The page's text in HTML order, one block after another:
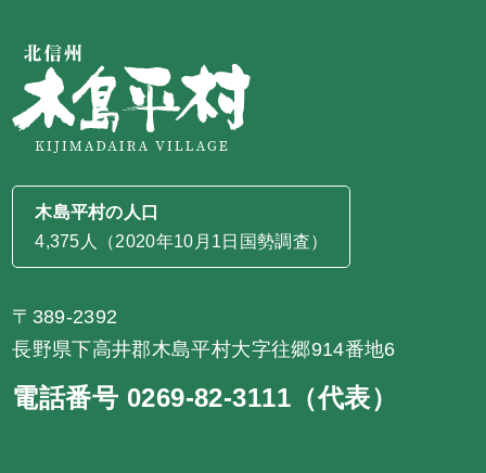
木島平村の人口
4,375人（2020年10月1日国勢調査）
〒389-2392
長野県下高井郡木島平村大字往郷914番地6
電話番号 0269-82-3111（代表）